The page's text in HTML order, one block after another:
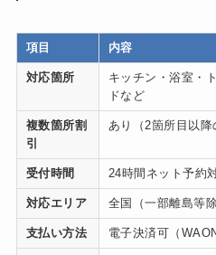
項目 内容
対応箇所
キッチン・浴室・
ドなど
複数箇所割
引
あり（2箇所目以降
受付時間 24時間ネット予約
対応エリア 全国（一部離島等除
支払い方法 電子決済可（